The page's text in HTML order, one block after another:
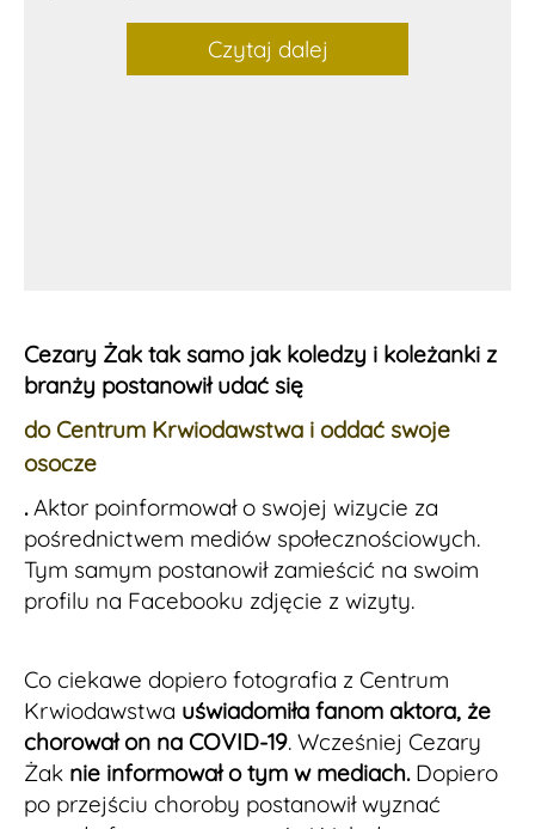
Czytaj dalej
Cezary Żak tak samo jak koledzy i koleżanki z
branży postanowił udać się
do Centrum Krwiodawstwa i oddać swoje
osocze
.Aktor poinformował o swojej wizycie za
pośrednictwem mediów społecznościowych.
Tym samym postanowił zamieścić na swoim
profilu na Facebooku zdjęcie z wizyty.
Co ciekawe dopiero fotografia z Centrum
Krwiodawstwa uświadomiła fanom aktora, że
chorował on na COVID-19. Wcześniej Cezary
Żak nie informował o tym w mediach.Dopiero
po przejściu choroby postanowił wyznać